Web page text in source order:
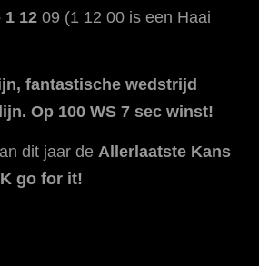
1 12 09 (1 12 00 is een Haai
fantastische wedstrijd
Op 100 WS 7 sec winst!
dit jaar de Allerlaatste Kans
go for it!